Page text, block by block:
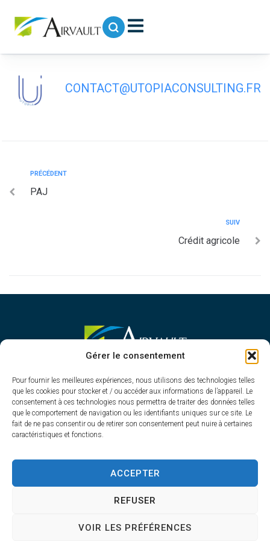
Gérer le consentement
Pour fournir les meilleures expériences, nous utilisons des technologies telles
que les cookies pour stocker et / ou accéder aux informations de l’appareil. Le
consentement à ces technologies nous permettra de traiter des données telles
que le comportement de navigation ou les identifiants uniques sur ce site. Le
fait de ne pas consentir ou de retirer son consentement peut nuire à certaines
caractéristiques et fonctions.
ACCEPTER
REFUSER
VOIR LES PRÉFÉRENCES
Tier lieux
CONTACT@UTOPIACONSULTING.FR
PRÉCÉDENT
PAJ
SUIV
Crédit agricole
MAIRIE D'AIRVAULT
1 Rue Constant Balquet,
79600 Airvault
05 49 64 70 13
Contacter la mairie
Du lundi au vendredi
de 8h30 à 12h30 et de 13h45 à 17h30
AccessibilitéPlan du siteConfidentialité